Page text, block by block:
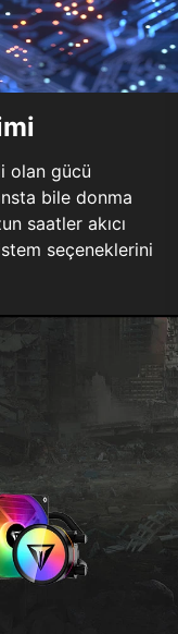
olan gücü
bile donma
saatler akıcı
seçeneklerini